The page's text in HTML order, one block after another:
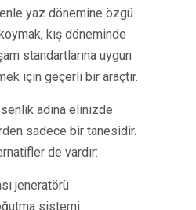
yaz dönemine özgü
kış döneminde
standartlarına uygun
için geçerli bir araçtır.
adına elinizde
sadece bir tanesidir.
de vardır:
jeneratörü
sistemi